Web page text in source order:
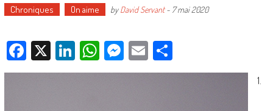
Chroniques On aime byDavid Servant- 7 mai 2020
Facebook
X LinkedIn
WhatsApp
Messenger
EmailPartager
1.